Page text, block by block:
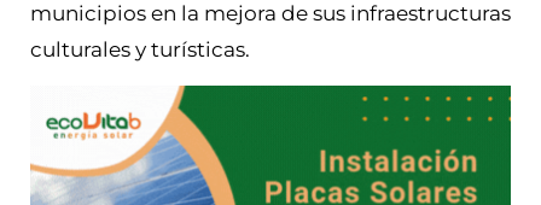
municipios en la mejora de sus infraestructuras
culturales y turísticas.